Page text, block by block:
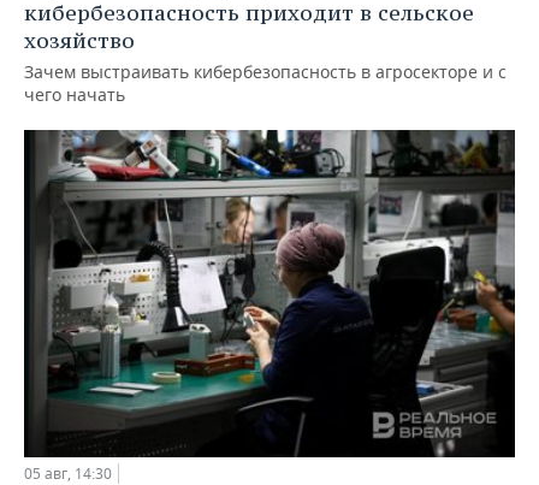
кибербезопасность приходит в сельское
хозяйство
Зачем выстраивать кибербезопасность в агросекторе и с
чего начать
05 авг, 14:30